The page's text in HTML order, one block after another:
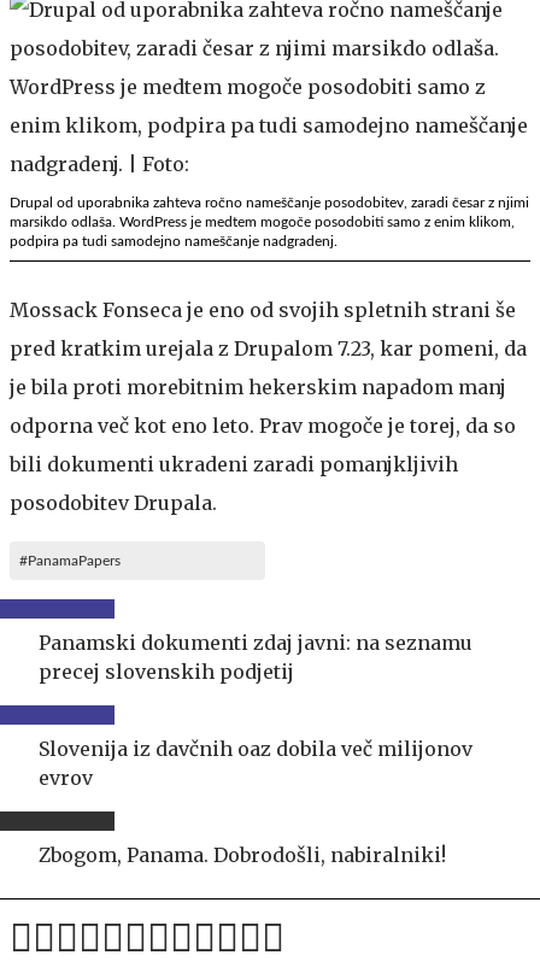
Drupal od uporabnika zahteva ročno nameščanje posodobitev, zaradi česar z njimi
marsikdo odlaša. WordPress je medtem mogoče posodobiti samo z enim klikom,
podpira pa tudi samodejno nameščanje nadgradenj.
Mossack Fonseca je eno od svojih spletnih strani še
pred kratkim urejala z Drupalom 7.23, kar pomeni, da
je bila proti morebitnim hekerskim napadom manj
odporna več kot eno leto. Prav mogoče je torej, da so
bili dokumenti ukradeni zaradi pomanjkljivih
posodobitev Drupala.
#PanamaPapers
Panamski dokumenti zdaj javni: na seznamu
precej slovenskih podjetij
Slovenija iz davčnih oaz dobila več milijonov
evrov
Zbogom, Panama. Dobrodošli, nabiralniki!